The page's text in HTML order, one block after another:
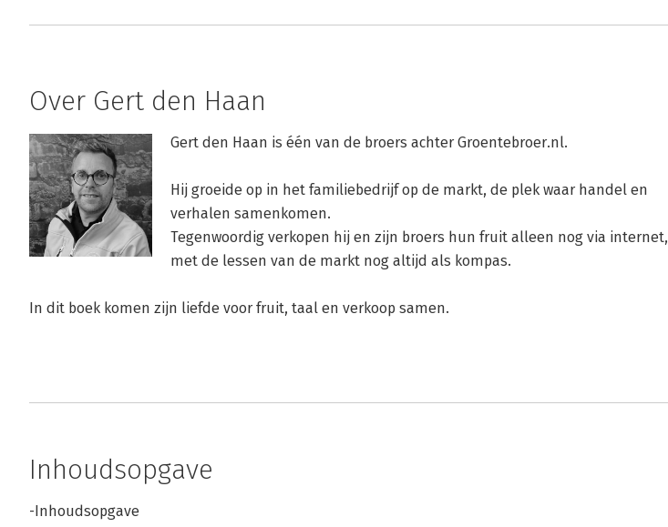
Over Gert den Haan
Gert den Haan is één van de broers achter Groentebroer.nl.
Hij groeide op in het familiebedrijf op de markt, de plek waar handel en
verhalen samenkomen.
Tegenwoordig verkopen hij en zijn broers hun fruit alleen nog via internet,
met de lessen van de markt nog altijd als kompas.
In dit boek komen zijn liefde voor fruit, taal en verkoop samen.
Inhoudsopgave
-Inhoudsopgave